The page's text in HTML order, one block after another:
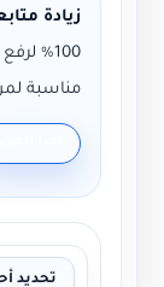
زيادة
100%
مناسبة
الربح